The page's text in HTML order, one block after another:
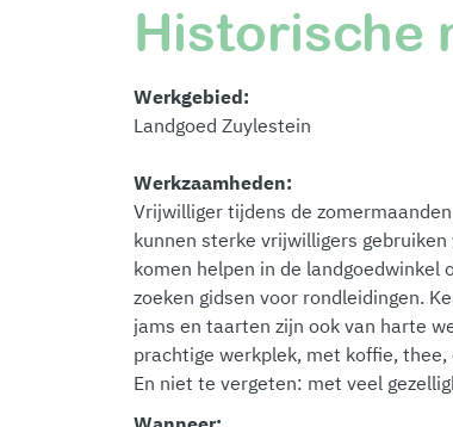
Historische
Werkgebied:
Landgoed Zuylestein
Werkzaamheden:
Vrijwilliger tijdens de
kunnen sterke vrijwilligers
komen helpen in de landgoedwinkel
zoeken gidsen voor rondleidingen.
jams en taarten zijn ook van harte
prachtige werkplek, met koffie,
En niet te vergeten: met veel